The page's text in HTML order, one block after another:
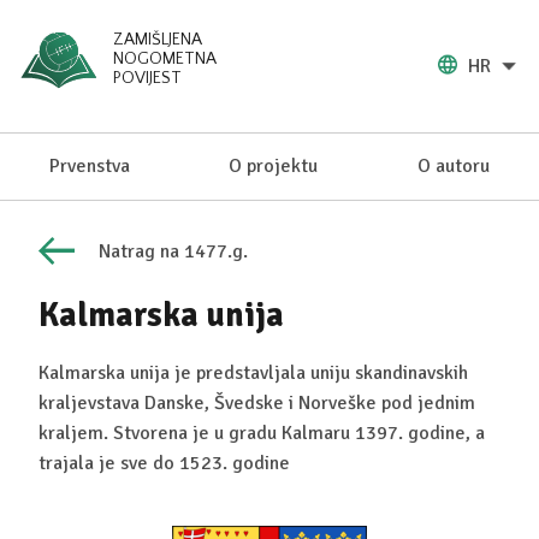
ZAMIŠLJENA
NOGOMETNA
POVIJEST
HR
Prvenstva O projektu O autoru
Natrag na 1477.g.
Kalmarska unija
Kalmarska unija je predstavljala uniju skandinavskih
kraljevstava Danske, Švedske i Norveške pod jednim
kraljem. Stvorena je u gradu Kalmaru 1397. godine, a
trajala je sve do 1523. godine